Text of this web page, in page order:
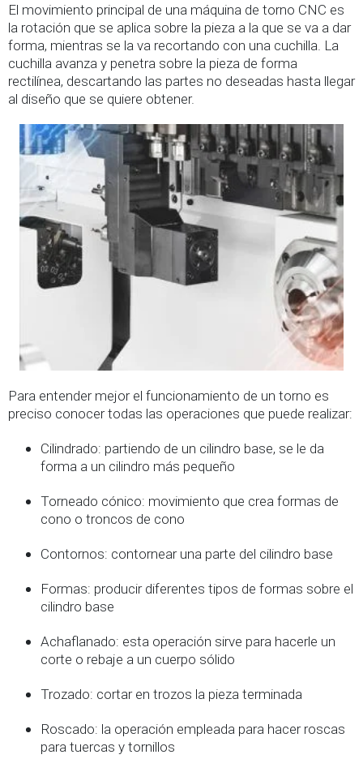
El movimiento principal de una máquina de torno CNC es
la rotación que se aplica sobre la pieza a la que se va a dar
forma, mientras se la va recortando con una cuchilla. La
cuchilla avanza y penetra sobre la pieza de forma
rectilínea, descartando las partes no deseadas hasta llegar
al diseño que se quiere obtener.
Para entender mejor el funcionamiento de un torno es
preciso conocer todas las operaciones que puede realizar:
Cilindrado: partiendo de un cilindro base, se le da
forma a un cilindro más pequeño
Torneado cónico: movimiento que crea formas de
cono o troncos de cono
Contornos: contornear una parte del cilindro base
Formas: producir diferentes tipos de formas sobre el
cilindro base
Achaflanado: esta operación sirve para hacerle un
corte o rebaje a un cuerpo sólido
Trozado: cortar en trozos la pieza terminada
Roscado: la operación empleada para hacer roscas
para tuercas y tornillos